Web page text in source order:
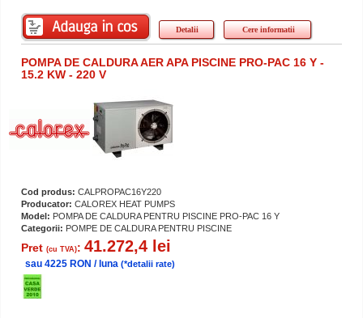
Detalii Cere informatii
POMPA DE CALDURA AER APA PISCINE PRO-PAC 16 Y -
15.2 KW - 220 V
Cod produs: CALPROPAC16Y220
Producator: CALOREX HEAT PUMPS
Model: POMPA DE CALDURA PENTRU PISCINE PRO-PAC 16 Y
Categorii: POMPE DE CALDURA PENTRU PISCINE
Pret (cu TVA): 41.272,4 lei
sau 4225 RON / luna (*detalii rate)